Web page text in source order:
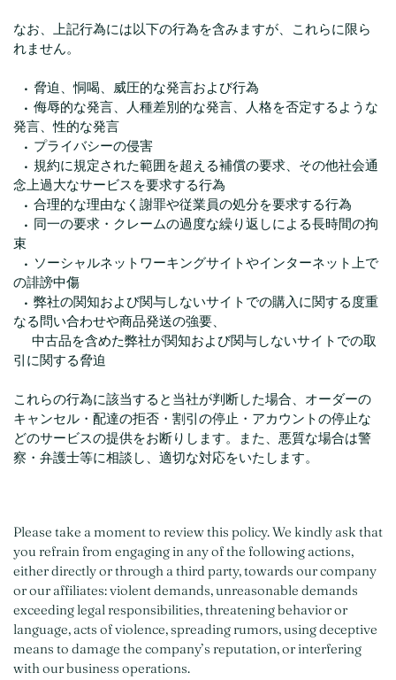
なお、上記行為には以下の行為を含みますが、これらに限ら
れません。
• 脅迫、恫喝、威圧的な発言および行為
• 侮辱的な発言、人種差別的な発言、人格を否定するような
発言、性的な発言
• プライバシーの侵害
• 規約に規定された範囲を超える補償の要求、その他社会通
念上過大なサービスを要求する行為
• 合理的な理由なく謝罪や従業員の処分を要求する行為
• 同一の要求・クレームの過度な繰り返しによる長時間の拘
束
• ソーシャルネットワーキングサイトやインターネット上で
の誹謗中傷
• 弊社の関知および関与しないサイトでの購入に関する度重
なる問い合わせや商品発送の強要、
中古品を含めた弊社が関知および関与しないサイトでの取
引に関する脅迫
これらの行為に該当すると当社が判断した場合、オーダーの
キャンセル・配達の拒否・割引の停止・アカウントの停止な
どのサービスの提供をお断りします。また、悪質な場合は警
察・弁護士等に相談し、適切な対応をいたします。
Please take a moment to review this policy. We kindly ask that
you refrain from engaging in any of the following actions,
either directly or through a third party, towards our company
or our affiliates: violent demands, unreasonable demands
exceeding legal responsibilities, threatening behavior or
language, acts of violence, spreading rumors, using deceptive
means to damage the company’s reputation, or interfering
with our business operations.